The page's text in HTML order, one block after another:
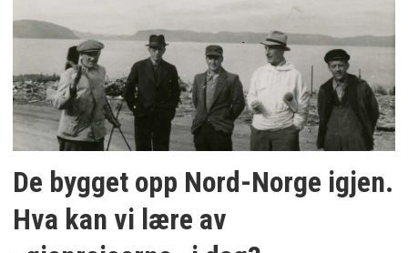
De bygget opp Nord-Norge igjen.
Hva kan vi lære av